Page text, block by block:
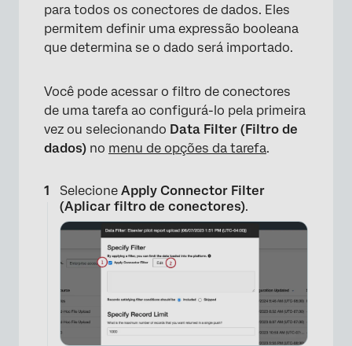
para todos os conectores de dados. Eles
permitem definir uma expressão booleana
que determina se o dado será importado.
Você pode acessar o filtro de conectores
de uma tarefa ao configurá-lo pela primeira
vez ou selecionando Data Filter (Filtro de
dados) no menu de opções da tarefa.
Selecione Apply Connector Filter
(Aplicar filtro de conectores).